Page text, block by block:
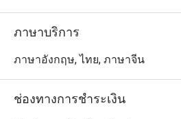
คืน Asiatique สามารถนั่ง BTS ที่สถ
ต่อแท็กซี่หรือ Grab ไปได้ สะดวกสบา
Bacon Salmon สำรองที่นั่ง, Bacon
ภาษาบริการ
ภาษาอังกฤษ, ไทย, ภาษาจีน
ช่องทางการชำระเงิน